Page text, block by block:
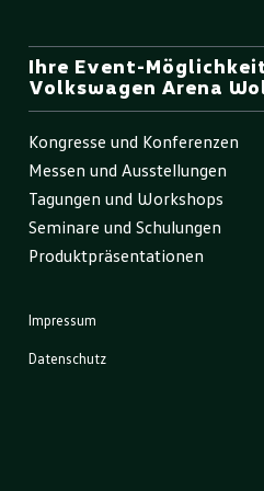
Ihre Event-
Volkswagen Arena
Kongresse und Konferenzen
Messen und Ausstellungen
Tagungen und Workshops
Seminare und Schulungen
Produktpräsentationen
Impressum
Datenschutz